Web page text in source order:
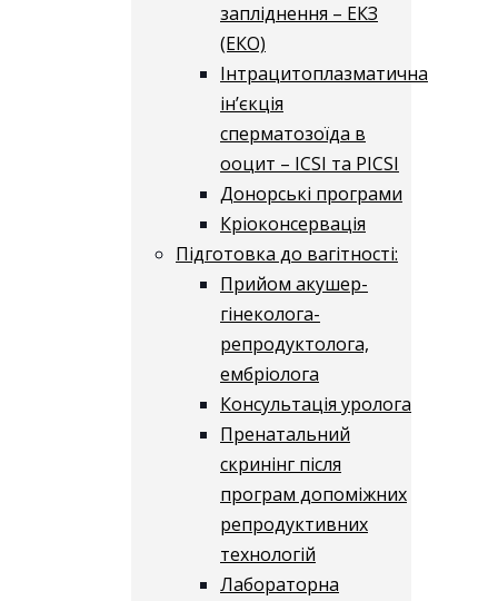
запліднення – ЕКЗ
(ЕКО)
Інтрацитоплазматична
ін’єкція
сперматозоїда в
ооцит – ICSI та PICSI
Донорські програми
Кріоконсервація
Підготовка до вагітності:
Прийом акушер-
гінеколога-
репродуктолога,
ембріолога
Консультація уролога
Пренатальний
скринінг після
програм допоміжних
репродуктивних
технологій
​​Лабораторна